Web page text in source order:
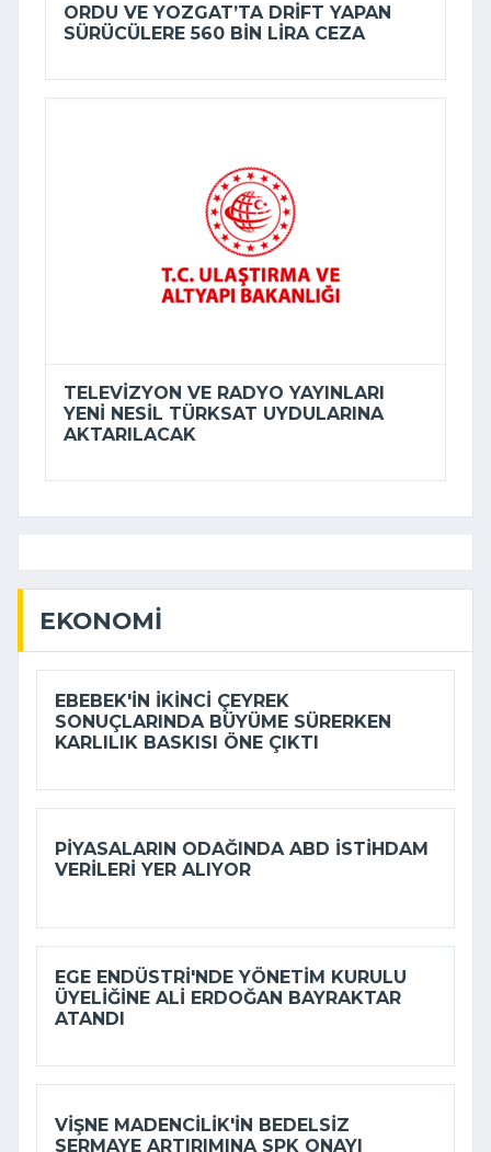
ORDU VE YOZGAT’TA DRIFT YAPAN
SÜRÜCÜLERE 560 BIN LIRA CEZA
TELEVIZYON VE RADYO YAYINLARI
YENI NESIL TÜRKSAT UYDULARINA
AKTARILACAK
EKONOMI
EBEBEK'IN IKINCI ÇEYREK
SONUÇLARINDA BÜYÜME SÜRERKEN
KARLILIK BASKISI ÖNE ÇIKTI
PIYASALARIN ODAĞINDA ABD ISTIHDAM
VERILERI YER ALIYOR
EGE ENDÜSTRI'NDE YÖNETIM KURULU
ÜYELIĞINE ALI ERDOĞAN BAYRAKTAR
ATANDI
VIŞNE MADENCILIK'IN BEDELSIZ
SERMAYE ARTIRIMINA SPK ONAYI